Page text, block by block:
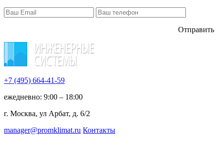
Отправить
+7 (495) 664-41-59
ежедневно: 9:00 – 18:00
г. Москва, ул Арбат, д. 6/2
manager@promklimat.ru Контакты